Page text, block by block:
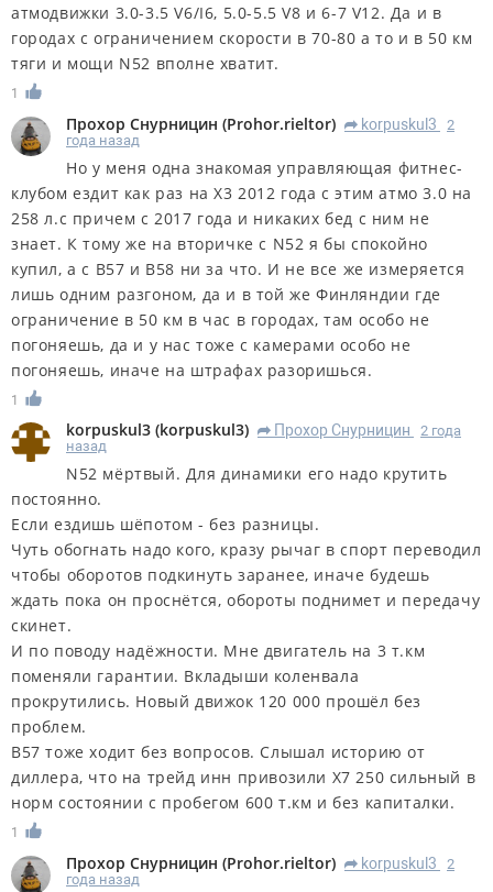
атмодвижки 3.0-3.5 V6/I6, 5.0-5.5 V8 и 6-7 V12. Да и в
городах с ограничением скорости в 70-80 а то и в 50 км
тяги и мощи N52 вполне хватит.
1
Прохор Снурницин (Prohor.rieltor) R korpuskul3
2
года назад
Но у меня одна знакомая управляющая фитнес-
клубом ездит как раз на Х3 2012 года с этим атмо 3.0 на
258 л.с причем с 2017 года и никаких бед с ним не
знает. К тому же на вторичке с N52 я бы спокойно
купил, а с B57 и B58 ни за что. И не все же измеряется
лишь одним разгоном, да и в той же Финляндии где
ограничение в 50 км в час в городах, там особо не
погоняешь, да и у нас тоже с камерами особо не
погоняешь, иначе на штрафах разоришься.
1
korpuskul3 (korpuskul3) R Прохор Снурницин
2 года
назад
N52 мёртвый. Для динамики его надо крутить
постоянно.
Если ездишь шёпотом - без разницы.
Чуть обогнать надо кого, кразу рычаг в спорт переводил
чтобы оборотов подкинуть заранее, иначе будешь
ждать пока он проснётся, обороты поднимет и передачу
скинет.
И по поводу надёжности. Мне двигатель на 3 т.км
поменяли гарантии. Вкладыши коленвала
прокрутились. Новый движок 120 000 прошёл без
проблем.
B57 тоже ходит без вопросов. Слышал историю от
диллера, что на трейд инн привозили Х7 250 сильный в
норм состоянии с пробегом 600 т.км и без капиталки.
1
Прохор Снурницин (Prohor.rieltor) R korpuskul3
2
года назад